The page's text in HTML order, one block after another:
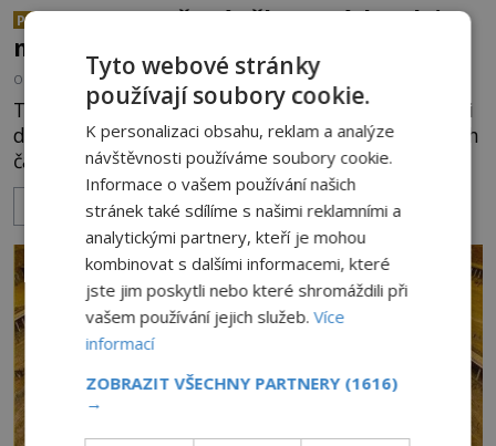
PREMIUM
Neporušená těla svatých: Jak je
možné, že vzdorují času?
OD EVA SOUKUPOVÁ 6.8.2026 3.1TIS
Těla mnohých světců se zázračně nerozkládají ani
desítky či stovky let po jejich smrti, ačkoliv na nich
často nebylo provedeno balzamování či jiné
pokusy o konzervaci. Neporušené ostatky bývají
považovány za důkaz svatosti zemřelých. Jaké
tajemné síly těla významných náboženských
osobností ochraňují? Na hřbitově u kláštera
Milosrdných
ZOBRAZIT VÍCE
Tyto webové stránky
používají soubory cookie.
K personalizaci obsahu, reklam a analýze
návštěvnosti používáme soubory cookie.
Informace o vašem používání našich
stránek také sdílíme s našimi reklamními a
analytickými partnery, kteří je mohou
kombinovat s dalšími informacemi, které
jste jim poskytli nebo které shromáždili při
vašem používání jejich služeb.Více
informací
ZOBRAZIT VŠECHNY PARTNERY (1616)
→